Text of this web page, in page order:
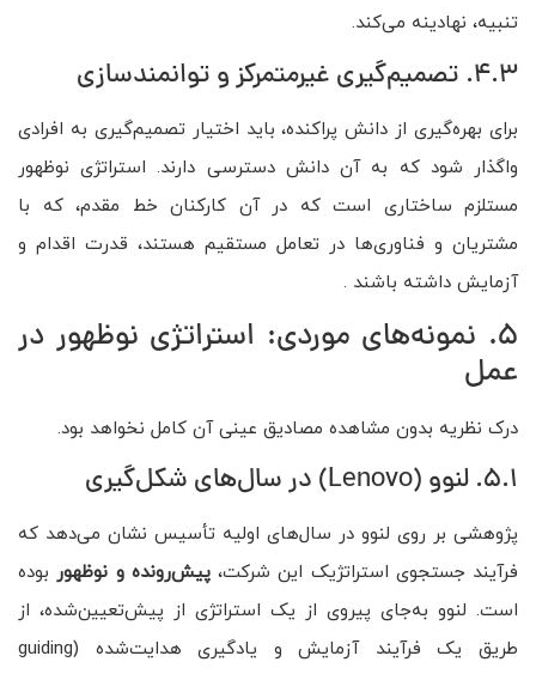
تنبیه، نهادینه می‌کند.
4.3. تصمیم‌گیری غیرمتمرکز و توانمندسازی
برای بهره‌گیری از دانش پراکنده، باید اختیار تصمیم‌گیری به افرادی
واگذار شود که به آن دانش دسترسی دارند. استراتژی نوظهور
مستلزم ساختاری است که در آن کارکنان خط مقدم، که با
مشتریان و فناوری‌ها در تعامل مستقیم هستند، قدرت اقدام و
آزمایش داشته باشند .
5. نمونه‌های موردی: استراتژی نوظهور در
عمل
درک نظریه بدون مشاهده مصادیق عینی آن کامل نخواهد بود.
5.1. لنوو (Lenovo) در سال‌های شکل‌گیری
پژوهشی بر روی لنوو در سال‌های اولیه تأسیس نشان می‌دهد که
فرآیند جستجوی استراتژیک این شرکت،پیش‌رونده و نوظهوربوده
است. لنوو به‌جای پیروی از یک استراتژی از پیش‌تعیین‌شده، از
طریق یک فرآیند آزمایش و یادگیری هدایت‌شده (guiding